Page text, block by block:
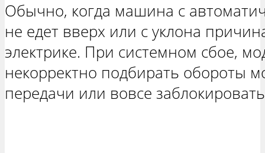
Обычно, когда машина с
не едет вверх или с уклона
электрике. При системном сбое,
некорректно подбирать обороты
передачи или вовсе